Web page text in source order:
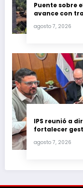
Puente sobre
avance con
agosto 7, 2026
IPS reunió a
fortalecer
agosto 7, 2026